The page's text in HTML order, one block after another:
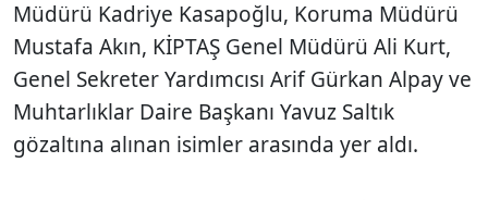
Müdürü Kadriye Kasapoğlu, Koruma Müdürü
Mustafa Akın, KİPTAŞ Genel Müdürü Ali Kurt,
Genel Sekreter Yardımcısı Arif Gürkan Alpay ve
Muhtarlıklar Daire Başkanı Yavuz Saltık
gözaltına alınan isimler arasında yer aldı.